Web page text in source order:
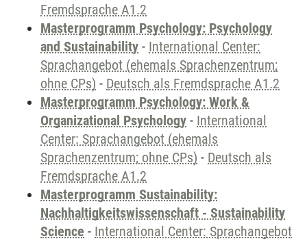
Fremdsprache A1.2
Masterprogramm Psychology: Psychology
and Sustainability - International Center:
Sprachangebot (ehemals Sprachenzentrum;
ohne CPs) - Deutsch als Fremdsprache A1.2
Masterprogramm Psychology: Work &
Organizational Psychology - International
Center: Sprachangebot (ehemals
Sprachenzentrum; ohne CPs) - Deutsch als
Fremdsprache A1.2
Masterprogramm Sustainability:
Nachhaltigkeitswissenschaft - Sustainability
Science - International Center: Sprachangebot